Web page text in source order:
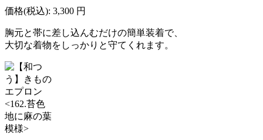
価格(税込): 3,300 円
胸元と帯に差し込んむだけの簡単装着で、
大切な着物をしっかりと守てくれます。